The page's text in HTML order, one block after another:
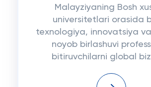
Malayziyaning Bosh
universitetlari orasida
texnologiya, innovatsiya
noyob birlashuvi
bitiruvchilarni global